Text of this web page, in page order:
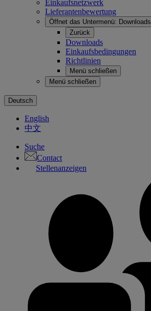
Einkaufsnetzwerk
Lieferantenbewertung
Öffnet das Untermenü: Downloads
Zurück
Downloads
Einkaufsbedingungen
Richtlinien
Menü schließen
Menü schließen
Deutsch
English
中文
Suche
Contact
Stellenanzeigen